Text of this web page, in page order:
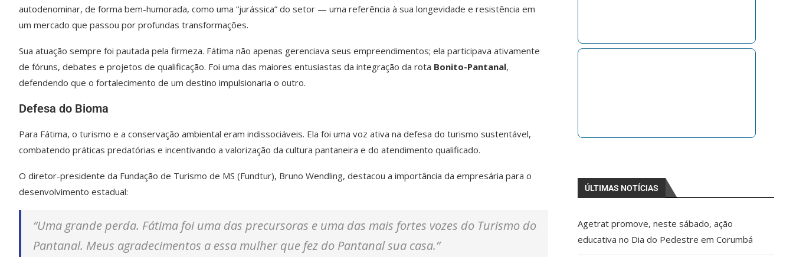
autodenominar, de forma bem-humorada, como uma “jurássica” do setor — uma referência à sua longevidade e resistência em
um mercado que passou por profundas transformações.
Sua atuação sempre foi pautada pela firmeza. Fátima não apenas gerenciava seus empreendimentos; ela participava ativamente
de fóruns, debates e projetos de qualificação. Foi uma das maiores entusiastas da integração da rota Bonito-Pantanal,
defendendo que o fortalecimento de um destino impulsionaria o outro.
Defesa do Bioma
Para Fátima, o turismo e a conservação ambiental eram indissociáveis. Ela foi uma voz ativa na defesa do turismo sustentável,
combatendo práticas predatórias e incentivando a valorização da cultura pantaneira e do atendimento qualificado.
O diretor-presidente da Fundação de Turismo de MS (Fundtur), Bruno Wendling, destacou a importância da empresária para o
desenvolvimento estadual:
“Uma grande perda. Fátima foi uma das precursoras e uma das mais fortes vozes do Turismo do
Pantanal. Meus agradecimentos a essa mulher que fez do Pantanal sua casa.”
ÚLTIMAS NOTÍCIAS
Agetrat promove, neste sábado, ação
educativa no Dia do Pedestre em Corumbá